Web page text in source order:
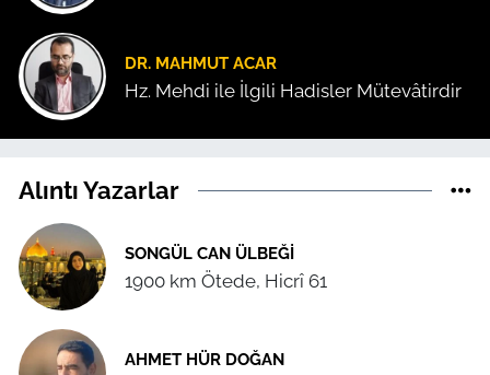
DR. MAHMUT ACAR
Hz. Mehdi ile İlgili Hadisler Mütevâtirdir
Alıntı Yazarlar
SONGÜL CAN ÜLBEĞI
1900 km Ötede, Hicrî 61
AHMET HÜR DOĞAN